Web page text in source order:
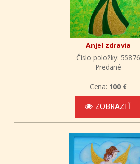
Anjel zdravia
Číslo položky: 55876
Predané
Cena: 100 €
ZOBRAZIŤ